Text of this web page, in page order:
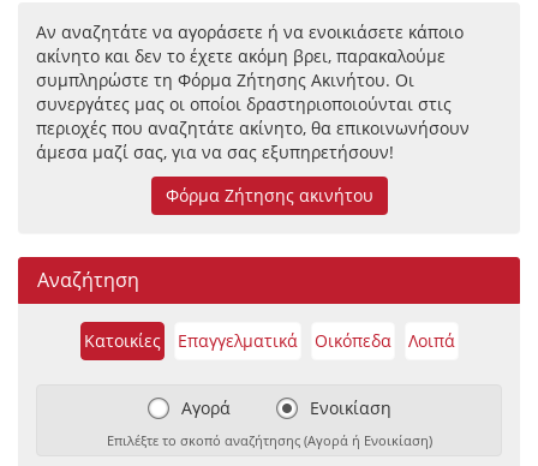
Αν αναζητάτε να αγοράσετε ή να ενοικιάσετε κάποιο
ακίνητο και δεν το έχετε ακόμη βρει, παρακαλούμε
συμπληρώστε τη Φόρμα Ζήτησης Ακινήτου. Οι
συνεργάτες μας οι οποίοι δραστηριοποιούνται στις
περιοχές που αναζητάτε ακίνητο, θα επικοινωνήσουν
άμεσα μαζί σας, για να σας εξυπηρετήσουν!
Φόρμα Ζήτησης ακινήτου
Αναζήτηση
Κατοικίες Επαγγελματικά Οικόπεδα Λοιπά
Αγορά Ενοικίαση
Επιλέξτε το σκοπό αναζήτησης (Αγορά ή Ενοικίαση)